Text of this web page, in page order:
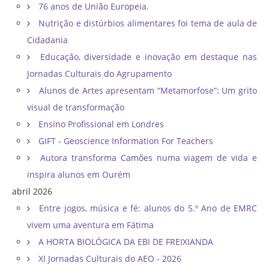
76 anos de União Europeia.
Nutrição e distúrbios alimentares foi tema de aula de
Cidadania
Educação, diversidade e inovação em destaque nas
Jornadas Culturais do Agrupamento
Alunos de Artes apresentam “Metamorfose”: Um grito
visual de transformação
Ensino Profissional em Londres
GIFT - Geoscience Information For Teachers
Autora transforma Camões numa viagem de vida e
inspira alunos em Ourém
abril 2026
Entre jogos, música e fé: alunos do 5.º Ano de EMRC
vivem uma aventura em Fátima
A HORTA BIOLÓGICA DA EBI DE FREIXIANDA
XI Jornadas Culturais do AEO - 2026